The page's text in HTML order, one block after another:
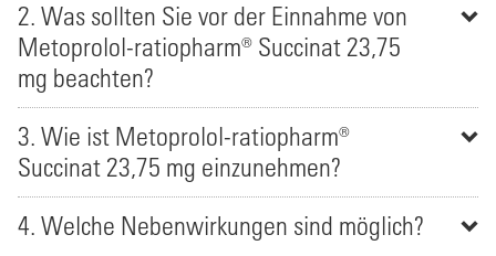
2. Was sollten Sie vor der Einnahme von
Metoprolol-ratiopharm® Succinat 23,75
mg beachten?
3. Wie ist Metoprolol-ratiopharm®
Succinat 23,75 mg einzunehmen?
4. Welche Nebenwirkungen sind möglich?